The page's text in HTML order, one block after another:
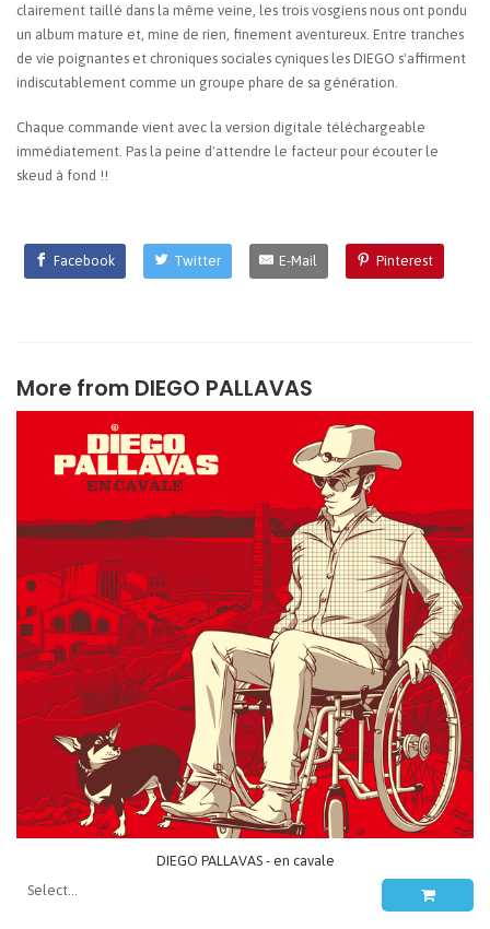
clairement taillé dans la même veine, les trois vosgiens nous ont pondu
un album mature et, mine de rien, finement aventureux. Entre tranches
de vie poignantes et chroniques sociales cyniques les DIEGO s'affirment
indiscutablement comme un groupe phare de sa génération.
Chaque commande vient avec la version digitale téléchargeable
immédiatement. Pas la peine d'attendre le facteur pour écouter le
skeud à fond !!
Facebook Twitter E-Mail Pinterest
More from DIEGO PALLAVAS
DIEGO PALLAVAS - en cavale